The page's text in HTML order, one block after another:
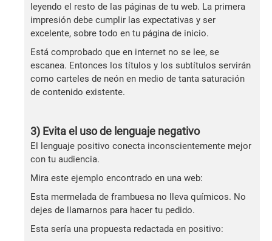
leyendo el resto de las páginas de tu web. La primera
impresión debe cumplir las expectativas y ser
excelente, sobre todo en tu página de inicio.
Está comprobado que en internet no se lee, se
escanea. Entonces los títulos y los subtítulos servirán
como carteles de neón en medio de tanta saturación
de contenido existente.
3) Evita el uso de lenguaje negativo
El lenguaje positivo conecta inconscientemente mejor
con tu audiencia.
Mira este ejemplo encontrado en una web:
Esta mermelada de frambuesa no lleva químicos. No
dejes de llamarnos para hacer tu pedido.
Esta sería una propuesta redactada en positivo: